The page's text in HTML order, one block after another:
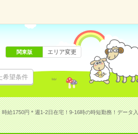
希望条件
関東版 エリア変更
時給1750円＊週1-2日在宅！9-16時の時短勤務！データ